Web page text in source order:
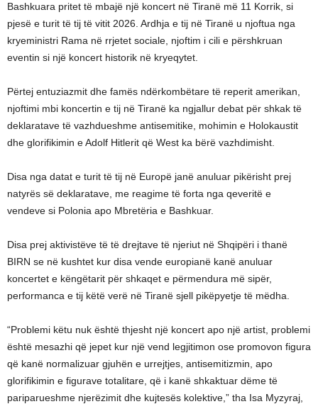
Bashkuara pritet të mbajë një koncert në Tiranë më 11 Korrik, si
pjesë e turit të tij të vitit 2026. Ardhja e tij në Tiranë u njoftua nga
kryeministri Rama në rrjetet sociale, njoftim i cili e përshkruan
eventin si një koncert historik në kryeqytet.
Përtej entuziazmit dhe famës ndërkombëtare të reperit amerikan,
njoftimi mbi koncertin e tij në Tiranë ka ngjallur debat për shkak të
deklaratave të vazhdueshme antisemitike, mohimin e Holokaustit
dhe glorifikimin e Adolf Hitlerit që West ka bërë vazhdimisht.
Disa nga datat e turit të tij në Europë janë anuluar pikërisht prej
natyrës së deklaratave, me reagime të forta nga qeveritë e
vendeve si Polonia apo Mbretëria e Bashkuar.
Disa prej aktivistëve të të drejtave të njeriut në Shqipëri i thanë
BIRN se në kushtet kur disa vende europianë kanë anuluar
koncertet e këngëtarit për shkaqet e përmendura më sipër,
performanca e tij këtë verë në Tiranë sjell pikëpyetje të mëdha.
“Problemi këtu nuk është thjesht një koncert apo një artist, problemi
është mesazhi që jepet kur një vend legjitimon ose promovon figura
që kanë normalizuar gjuhën e urrejtjes, antisemitizmin, apo
glorifikimin e figurave totalitare, që i kanë shkaktuar dëme të
pariparueshme njerëzimit dhe kujtesës kolektive,” tha Isa Myzyraj,